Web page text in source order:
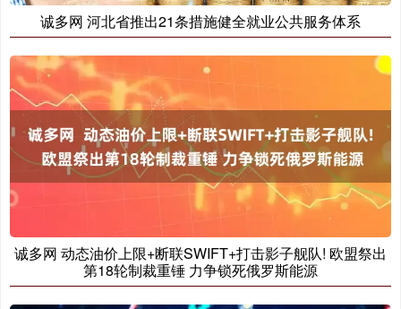
诚多网 河北省推出21条措施健全就业公共服务体系
诚多网 动态油价上限+断联SWIFT+打击影子舰队! 欧盟祭出
第18轮制裁重锤 力争锁死俄罗斯能源